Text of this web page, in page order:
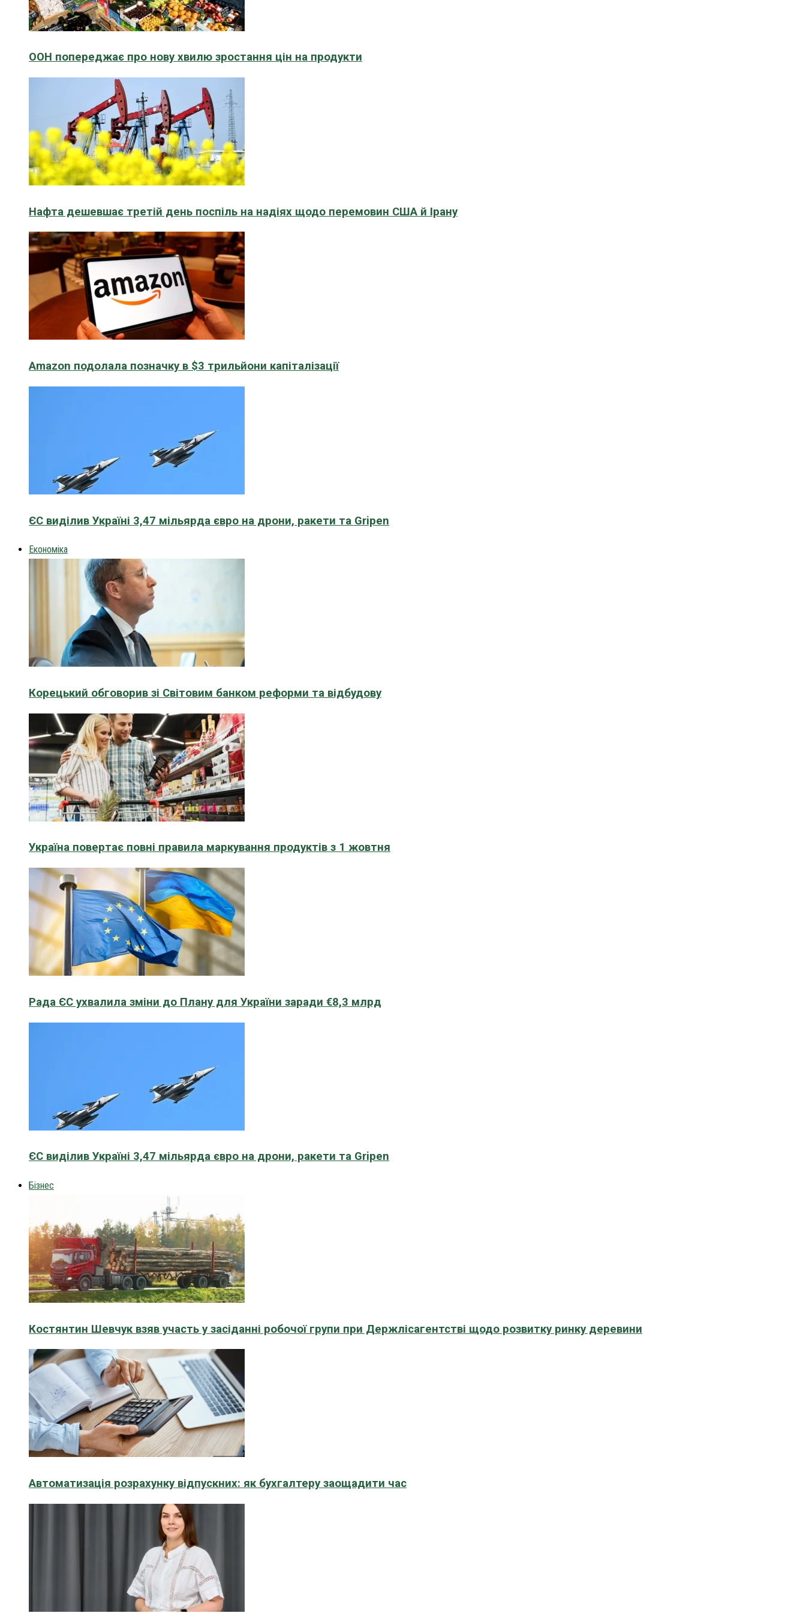
ООН попереджає про нову хвилю зростання цін на продукти
Нафта дешевшає третій день поспіль на надіях щодо перемовин США й Ірану
Amazon подолала позначку в $3 трильйони капіталізації
ЄС виділив Україні 3,47 мільярда євро на дрони, ракети та Gripen
Економіка
Корецький обговорив зі Світовим банком реформи та відбудову
Україна повертає повні правила маркування продуктів з 1 жовтня
Рада ЄС ухвалила зміни до Плану для України заради €8,3 млрд
ЄС виділив Україні 3,47 мільярда євро на дрони, ракети та Gripen
Бізнес
Костянтин Шевчук взяв участь у засіданні робочої групи при Держлісагентстві щодо розвитку ринку деревини
Автоматизація розрахунку відпускних: як бухгалтеру заощадити час